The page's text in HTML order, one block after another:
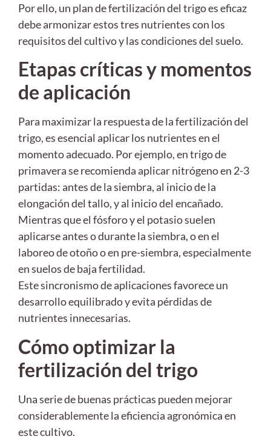
Por ello, un plan de fertilización del trigo es eficaz
debe armonizar estos tres nutrientes con los
requisitos del cultivo y las condiciones del suelo.
Etapas críticas y momentos
de aplicación
Para maximizar la respuesta de la fertilización del
trigo, es esencial aplicar los nutrientes en el
momento adecuado. Por ejemplo, en trigo de
primavera se recomienda aplicar nitrógeno en 2-3
partidas: antes de la siembra, al inicio de la
elongación del tallo, y al inicio del encañado.
Mientras que el fósforo y el potasio suelen
aplicarse antes o durante la siembra, o en el
laboreo de otoño o en pre-siembra, especialmente
en suelos de baja fertilidad.
Este sincronismo de aplicaciones favorece un
desarrollo equilibrado y evita pérdidas de
nutrientes innecesarias.
Cómo optimizar la
fertilización del trigo
Una serie de buenas prácticas pueden mejorar
considerablemente la eficiencia agronómica en
este cultivo.